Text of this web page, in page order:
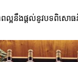
ពល្អនឹងផ្តល់នូវបទពិសោ